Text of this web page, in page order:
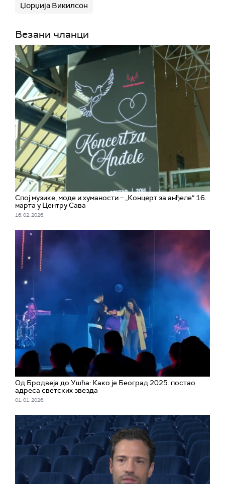
Џорџија Викилсон
Везани чланци
Спој музике, моде и хуманости – „Концерт за анђеле“ 16.
марта у Центру Сава
16. 02. 2026.
Од Бродвеја до Ушћа: Како је Београд 2025. постао
адреса светских звезда
01. 01. 2026.